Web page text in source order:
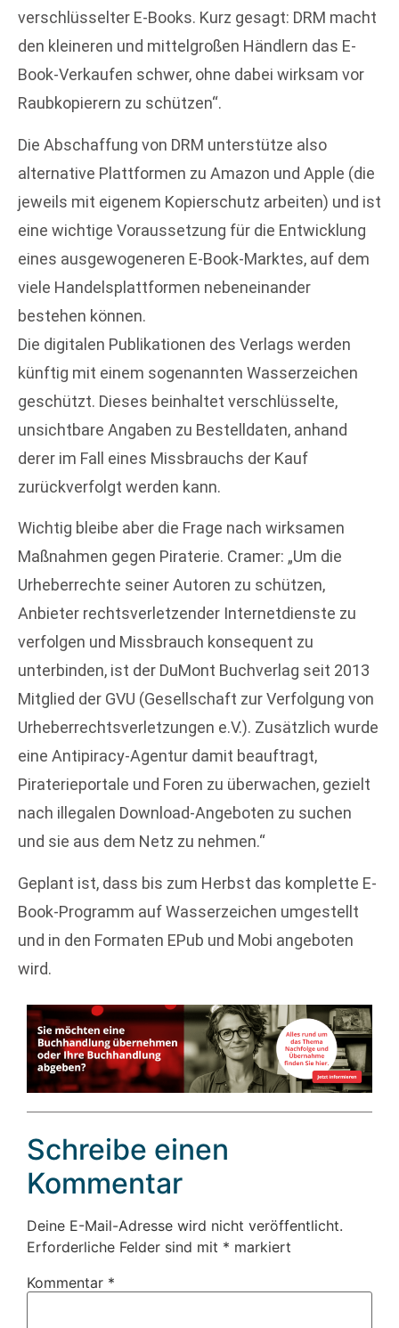
verschlüsselter E-Books. Kurz gesagt: DRM macht
den kleineren und mittelgroßen Händlern das E-
Book-Verkaufen schwer, ohne dabei wirksam vor
Raubkopierern zu schützen“.
Die Abschaffung von DRM unterstütze also
alternative Plattformen zu Amazon und Apple (die
jeweils mit eigenem Kopierschutz arbeiten) und ist
eine wichtige Voraussetzung für die Entwicklung
eines ausgewogeneren E-Book-Marktes, auf dem
viele Handelsplattformen nebeneinander
bestehen können.
Die digitalen Publikationen des Verlags werden
künftig mit einem sogenannten Wasserzeichen
geschützt. Dieses beinhaltet verschlüsselte,
unsichtbare Angaben zu Bestelldaten, anhand
derer im Fall eines Missbrauchs der Kauf
zurückverfolgt werden kann.
Wichtig bleibe aber die Frage nach wirksamen
Maßnahmen gegen Piraterie. Cramer: „Um die
Urheberrechte seiner Autoren zu schützen,
Anbieter rechtsverletzender Internetdienste zu
verfolgen und Missbrauch konsequent zu
unterbinden, ist der DuMont Buchverlag seit 2013
Mitglied der GVU (Gesellschaft zur Verfolgung von
Urheberrechtsverletzungen e.V.). Zusätzlich wurde
eine Antipiracy-Agentur damit beauftragt,
Piraterieportale und Foren zu überwachen, gezielt
nach illegalen Download-Angeboten zu suchen
und sie aus dem Netz zu nehmen.“
Geplant ist, dass bis zum Herbst das komplette E-
Book-Programm auf Wasserzeichen umgestellt
und in den Formaten EPub und Mobi angeboten
wird.
Schreibe einen
Kommentar
Deine E-Mail-Adresse wird nicht veröffentlicht.
Erforderliche Felder sind mit * markiert
Kommentar *